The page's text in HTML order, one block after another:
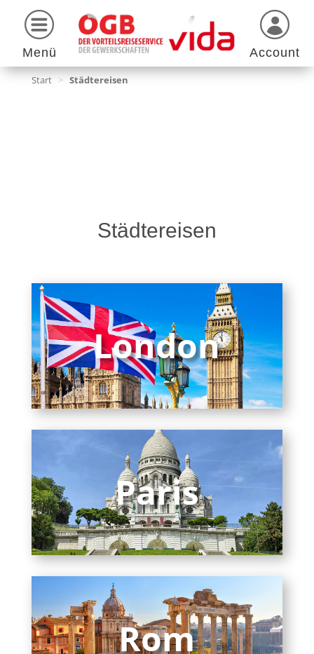
Menü Account
Start > Städtereisen
Städtereisen